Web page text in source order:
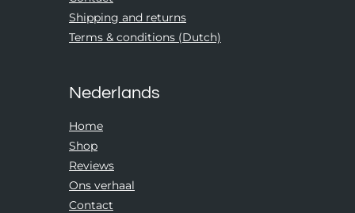
Shipping and returns
Terms & conditions (Dutch)
Nederlands
Home
Shop
Reviews
Ons verhaal
Contact